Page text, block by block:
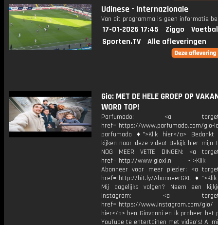
Udinese - Internazionale
Van dit programma is geen informatie
17-01-2026 17:45 Ziggo
Sporten.TV
Alle afleveringen
Gio: MET DE HELE GROEP OP
WORD TOP!
Parfumado: <a
href="https://www.parfumado.com/gio-
parfumado ♦">Klik hier</a>
kijken naar deze video! Bekijk hier mijn
NOG MEER VETTE DINGEN: <a
href="http://www.gioxl.nl -">Klik
Abonneer voor meer plezier: <a
href="http://bit.ly/AbonneerGXL
Mij dagelijks volgen? Neem een
Instagram: <a
href="https://www.instagram.com/
hier</a> ben Giovanni en ik probeer het
YouTube te entertainen met video's! Al